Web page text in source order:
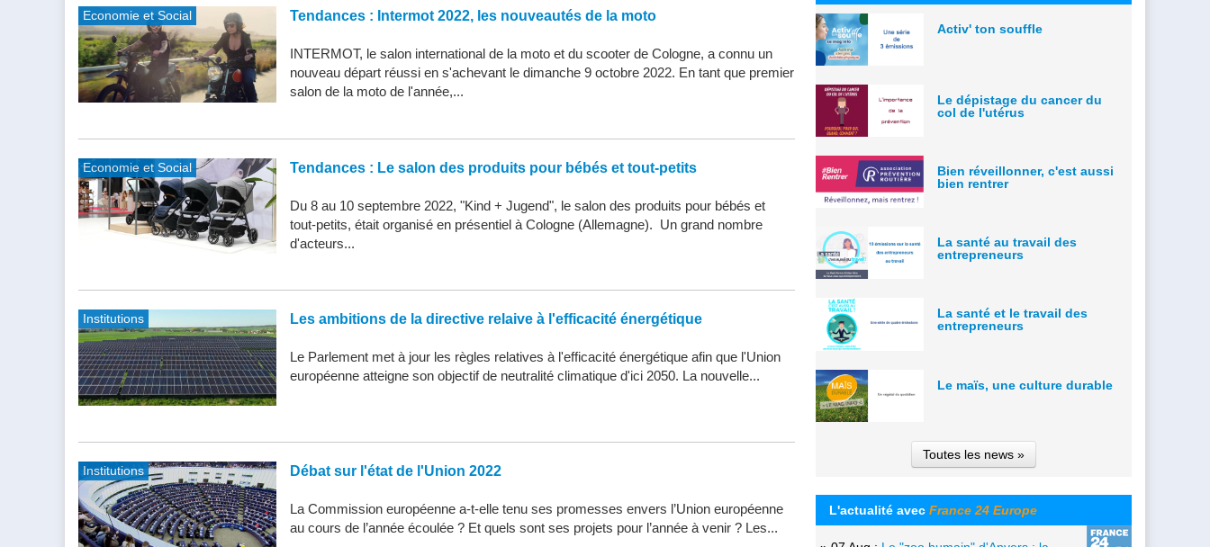
Economie et Social Tendances : Intermot 2022, les nouveautés de la moto
INTERMOT, le salon international de la moto et du scooter de Cologne, a connu un
nouveau départ réussi en s'achevant le dimanche 9 octobre 2022. En tant que premier
salon de la moto de l'année,...
Economie et Social Tendances : Le salon des produits pour bébés et tout-petits
Du 8 au 10 septembre 2022, "Kind + Jugend", le salon des produits pour bébés et
tout-petits, était organisé en présentiel à Cologne (Allemagne). Un grand nombre
d'acteurs...
Institutions Les ambitions de la directive relaive à l'efficacité énergétique
Le Parlement met à jour les règles relatives à l'efficacité énergétique afin que l'Union
européenne atteigne son objectif de neutralité climatique d'ici 2050. La nouvelle...
Institutions Débat sur l'état de l'Union 2022
La Commission européenne a-t-elle tenu ses promesses envers l’Union européenne
au cours de l’année écoulée ? Et quels sont ses projets pour l’année à venir ? Les...
Activ' ton souffle
Le dépistage du cancer du
col de l'utérus
Bien réveillonner, c'est aussi
bien rentrer
La santé au travail des
entrepreneurs
La santé et le travail des
entrepreneurs
Le maïs, une culture durable
Toutes les news »
L'actualité avec France 24 Europe